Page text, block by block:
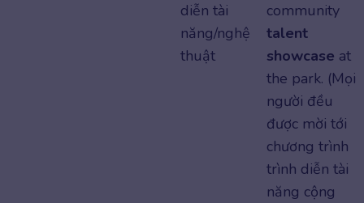
diễn tài
năng/nghệ
thuật
community
talent
showcase at
the park. (Mọi
người đều
được mời tới
chương trình
trình diễn tài
năng cộng